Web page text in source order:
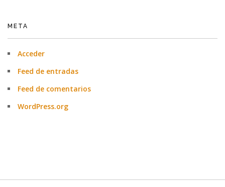
META
Acceder
Feed de entradas
Feed de comentarios
WordPress.org